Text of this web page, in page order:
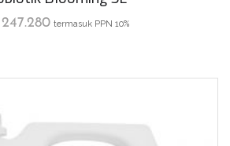
247.280 termasuk PPN 10%